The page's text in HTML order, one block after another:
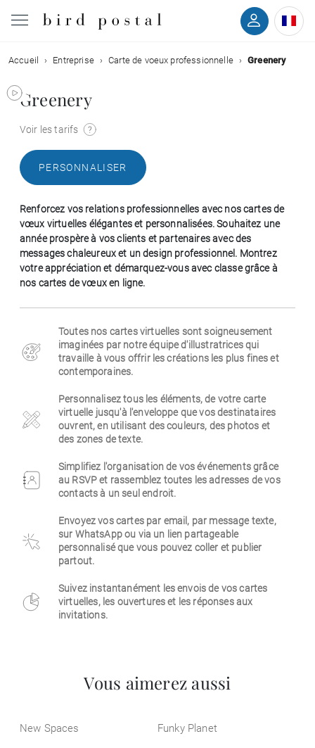
Mariage
Naissance
Communion
Décès
Anniversaire
Entreprise
Accueil Entreprise Carte de voeux professionnelle Greenery
Greenery
Voir les tarifs
PERSONNALISER
Renforcez vos relations professionnelles avec nos cartes de
vœux virtuelles élégantes et personnalisées. Souhaitez une
année prospère à vos clients et partenaires avec des
messages chaleureux et un design professionnel. Montrez
votre appréciation et démarquez-vous avec classe grâce à
nos cartes de vœux en ligne.
Toutes nos cartes virtuelles sont soigneusement
imaginées par notre équipe d'illustratrices qui
travaille à vous offrir les créations les plus fines et
contemporaines.
Personnalisez tous les éléments, de votre carte
virtuelle jusqu'à l'enveloppe que vos destinataires
ouvrent, en utilisant des couleurs, des photos et
des zones de texte.
Simplifiez l'organisation de vos événements grâce
au RSVP et rassemblez toutes les adresses de vos
contacts à un seul endroit.
Envoyez vos cartes par email, par message texte,
sur WhatsApp ou via un lien partageable
personnalisé que vous pouvez coller et publier
partout.
Suivez instantanément les envois de vos cartes
virtuelles, les ouvertures et les réponses aux
invitations.
Vous aimerez aussi
New Spaces Funky Planet